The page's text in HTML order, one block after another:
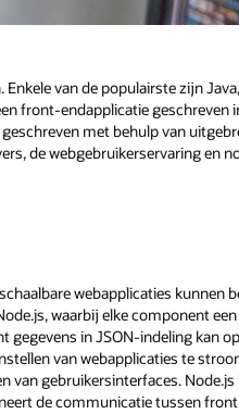
van de populairste zijn
front-endapplicatie geschreven
met behulp van
de webgebruikerservaring en
webapplicaties kunnen
waarbij elke component
in JSON-indeling kan
van webapplicaties te
van gebruikersinterfaces. Node.js
de communicatie tussen